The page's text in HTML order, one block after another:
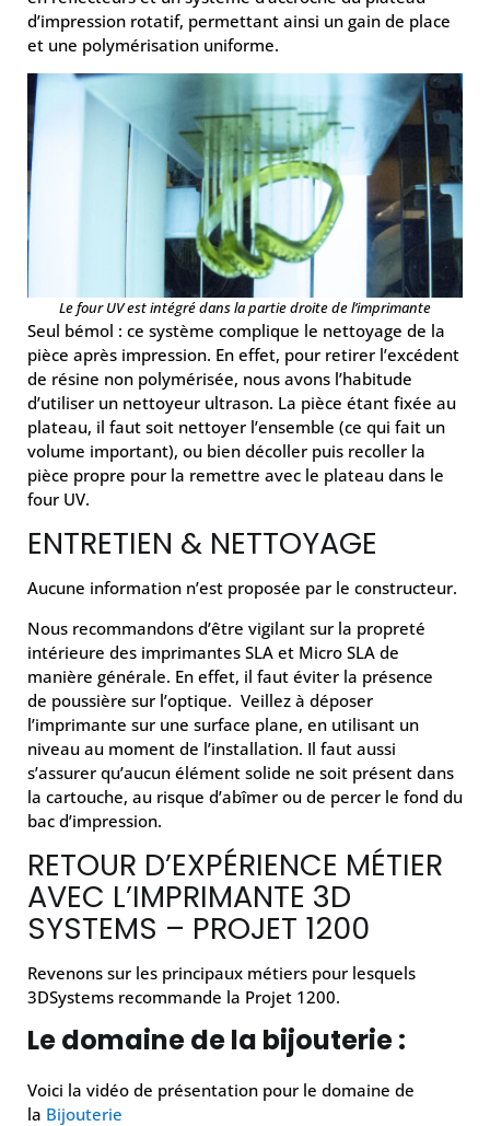
d’impression rotatif, permettant ainsi un gain de place
et une polymérisation uniforme.
Le four UV est intégré dans la partie droite de l’imprimante
Seul bémol : ce système complique le nettoyage de la
pièce après impression. En effet, pour retirer l’excédent
de résine non polymérisée, nous avons l’habitude
d’utiliser un nettoyeur ultrason. La pièce étant fixée au
plateau, il faut soit nettoyer l’ensemble (ce qui fait un
volume important), ou bien décoller puis recoller la
pièce propre pour la remettre avec le plateau dans le
four UV.
ENTRETIEN & NETTOYAGE
Aucune information n’est proposée par le constructeur.
Nous recommandons d’être vigilant sur la propreté
intérieure des imprimantes SLA et Micro SLA de
manière générale. En effet, il faut éviter la présence
de poussière sur l’optique. Veillez à déposer
l’imprimante sur une surface plane, en utilisant un
niveau au moment de l’installation. Il faut aussi
s’assurer qu’aucun élément solide ne soit présent dans
la cartouche, au risque d’abîmer ou de percer le fond du
bac d’impression.
RETOUR D’EXPÉRIENCE MÉTIER
AVEC L’IMPRIMANTE 3D
SYSTEMS – PROJET 1200
Revenons sur les principaux métiers pour lesquels
3DSystems recommande la Projet 1200.
Le domaine de la bijouterie :
Voici la vidéo de présentation pour le domaine de
la Bijouterie